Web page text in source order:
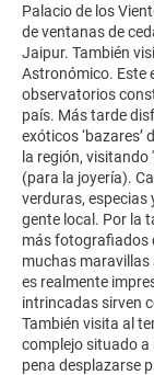
Palacio de los
de ventanas de
Jaipur. También
Astronómico. Este
observatorios
país. Más tarde
exóticos
la región,
(para la joyería).
verduras, especias
gente local. Por la
más fotografiados
muchas
es realmente
intrincadas sirven
También visita al
complejo situado a
pena desplazarse